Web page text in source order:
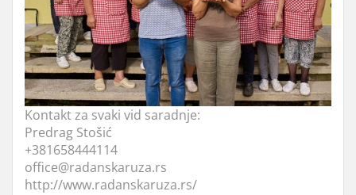
Kontakt za svaki vid saradnje:
Predrag Stošić
+381658444114
office@radanskaruza.rs
http://www.radanskaruza.rs/